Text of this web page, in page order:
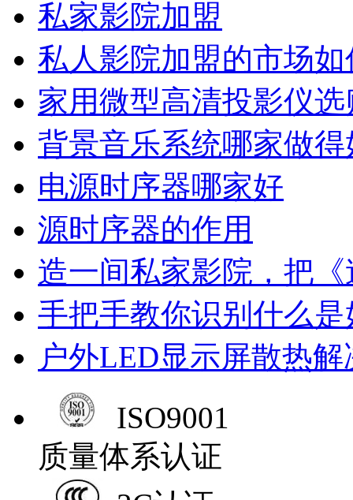
私家影院加盟
私人影院加盟的市场如
家用微型高清投影仪
背景音乐系统哪家做得
电源时序器哪家好
源时序器的作用
造一间私家影院，把
手把手教你识别什么
户外LED显示屏散热
ISO9001
质量体系认证